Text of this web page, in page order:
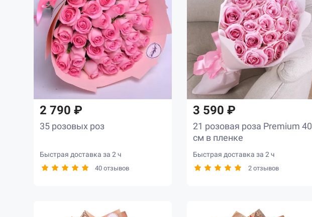
2 790 ₽
35 розовых роз
Быстрая доставка за 2 ч
40 отзывов
3 590 ₽
21 розовая роза Premium 40
см в пленке
Быстрая доставка за 2 ч
2 отзывов